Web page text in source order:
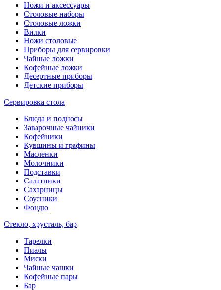
Ножи и аксессуары
Столовые наборы
Столовые ложки
Вилки
Ножи столовые
Приборы для сервировки
Чайные ложки
Кофейные ложки
Десертные приборы
Детские приборы
Сервировка стола
Блюда и подносы
Заварочные чайники
Кофейники
Кувшины и графины
Масленки
Молочники
Подставки
Салатники
Сахарницы
Соусники
Фондю
Стекло, хрусталь, бар
Тарелки
Пиалы
Миски
Чайные чашки
Кофейные пары
Бар